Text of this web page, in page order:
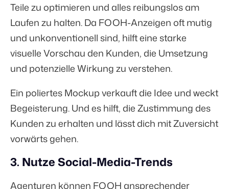
Teile zu optimieren und alles reibungslos am
Laufen zu halten. Da FOOH-Anzeigen oft mutig
und unkonventionell sind, hilft eine starke
visuelle Vorschau den Kunden, die Umsetzung
und potenzielle Wirkung zu verstehen.
Ein poliertes Mockup verkauft die Idee und weckt
Begeisterung. Und es hilft, die Zustimmung des
Kunden zu erhalten und lässt dich mit Zuversicht
vorwärts gehen.
3. Nutze Social-Media-Trends
Agenturen können FOOH ansprechender